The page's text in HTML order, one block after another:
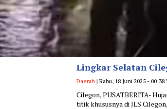
Lingkar Selatan
Daerah | Rabu, 18 Juni 2025 - 00:38
Cilegon, PUSATBERITA-
titik khususnya di JLS